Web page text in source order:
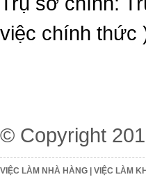
việc chính thức
© Copyright
VIỆC LÀM NHÀ HÀNG | VIỆC LÀM